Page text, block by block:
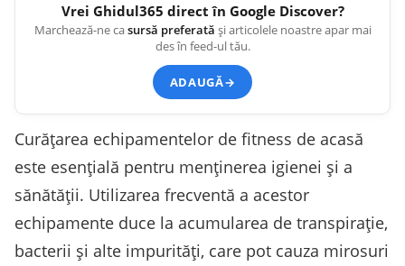
Vrei Ghidul365 direct în Google Discover?
Marchează-ne casursă preferată și articolele noastre apar mai
des în feed-ul tău.
ADAUGĂ→
Curățarea echipamentelor de fitness de acasă
este esențială pentru menținerea igienei și a
sănătății. Utilizarea frecventă a acestor
echipamente duce la acumularea de transpirație,
bacterii și alte impurități, care pot cauza mirosuri